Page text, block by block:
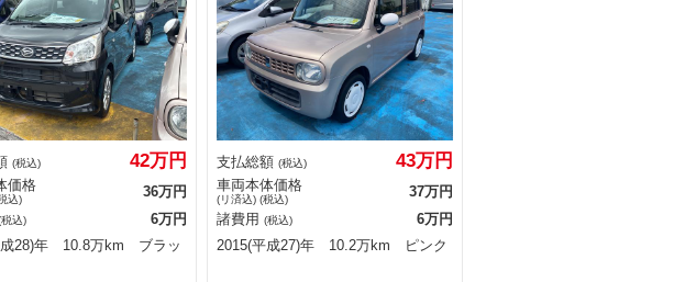
(税込) 42万円
価格
込)
36万円
込)
6万円
成28)年 10.8万km ブラッ
支払総額 (税込) 43万円
車両本体価格
(リ済込) (税込)
37万円
諸費用 (税込)
6万円
2015(平成27)年 10.2万km ピンク